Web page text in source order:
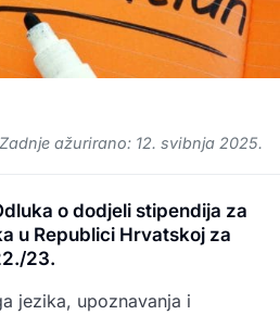
ažurirano: 12. svibnja 2025.
o dodjeli stipendija za
u Republici Hrvatskoj za
23.
jezika, upoznavanja i